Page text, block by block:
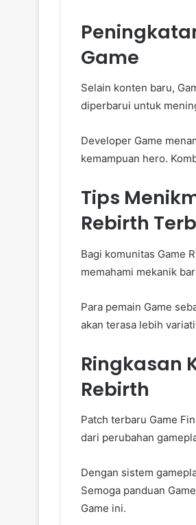
Game
Selain konten baru,
diperbarui untuk
Developer Game
kemampuan hero.
Tips
Rebirth
Bagi komunitas Game
memahami mekanik
Para pemain Game
akan terasa lebih
Ringkasan
Rebirth
Patch terbaru Game
dari perubahan
Dengan sistem
Semoga panduan
Game ini.